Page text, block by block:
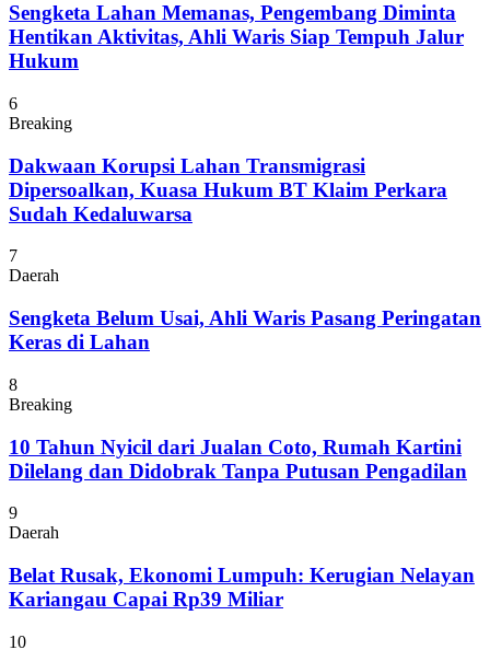
Sengketa Lahan Memanas, Pengembang Diminta
Hentikan Aktivitas, Ahli Waris Siap Tempuh Jalur
Hukum
6
Breaking
Dakwaan Korupsi Lahan Transmigrasi
Dipersoalkan, Kuasa Hukum BT Klaim Perkara
Sudah Kedaluwarsa
7
Daerah
Sengketa Belum Usai, Ahli Waris Pasang Peringatan
Keras di Lahan
8
Breaking
10 Tahun Nyicil dari Jualan Coto, Rumah Kartini
Dilelang dan Didobrak Tanpa Putusan Pengadilan
9
Daerah
Belat Rusak, Ekonomi Lumpuh: Kerugian Nelayan
Kariangau Capai Rp39 Miliar
10